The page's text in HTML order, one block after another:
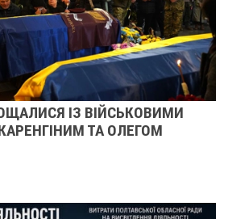
ІЗ ВІЙСЬКОВИМИ
ТА ОЛЕГОМ